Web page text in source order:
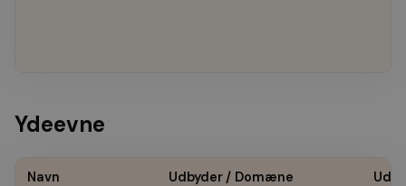
Ydeevne
Navn Udbyder / Domæne